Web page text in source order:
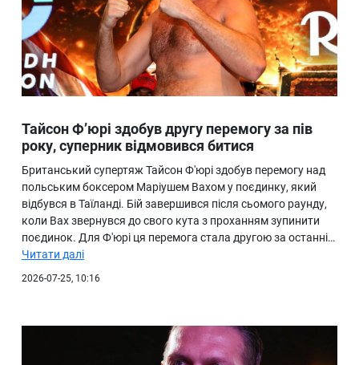
Лайфстайл
ТехноНаука
Людина
Ukraine
Про нас
Тайсон Ф’юрі здобув другу перемогу за пів
року, суперник відмовився битися
Британський супертяж Тайсон Ф'юрі здобув перемогу над
польським боксером Маріушем Вахом у поєдинку, який
відбувся в Таїланді. Бій завершився після сьомого раунду,
коли Вах звернувся до свого кута з проханням зупинити
поєдинок. Для Ф'юрі ця перемога стала другою за останні…
Читати далі
2026-07-25, 10:16